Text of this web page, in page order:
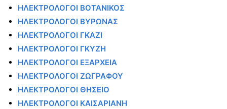
ΗΛΕΚΤΡΟΛΟΓΟΙ ΒΟΤΑΝΙΚΟΣ
ΗΛΕΚΤΡΟΛΟΓΟΙ ΒΥΡΩΝΑΣ
ΗΛΕΚΤΡΟΛΟΓΟΙ ΓΚΑΖΙ
ΗΛΕΚΤΡΟΛΟΓΟΙ ΓΚΥΖΗ
ΗΛΕΚΤΡΟΛΟΓΟΙ ΕΞΑΡΧΕΙΑ
ΗΛΕΚΤΡΟΛΟΓΟΙ ΖΩΓΡΑΦΟΥ
ΗΛΕΚΤΡΟΛΟΓΟΙ ΘΗΣΕΙΟ
ΗΛΕΚΤΡΟΛΟΓΟΙ ΚΑΙΣΑΡΙΑΝΗ